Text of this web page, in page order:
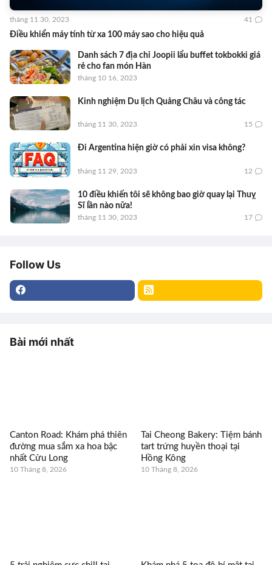
Điều khiển máy tính từ xa 100 máy sao cho hiệu quả
tháng 11 30, 2023 41
Danh sách 7 địa chỉ Joopii lẩu buffet tokbokki giá
rẻ cho fan món Hàn
tháng 10 16, 2023
Kinh nghiệm Du lịch Quảng Châu và công tác
tháng 11 30, 2023 15
Đi Argentina hiện giờ có phải xin visa không?
tháng 11 29, 2023 12
10 điều khiến tôi sẽ không bao giờ quay lại Thuỵ
Sĩ lần nào nữa!
tháng 11 30, 2023 17
Follow Us
Bài mới nhất
Canton Road: Khám phá thiên
đường mua sắm xa hoa bậc
nhất Cửu Long
10 Tháng 8, 2026
Tai Cheong Bakery: Tiệm bánh
tart trứng huyền thoại tại
Hồng Kông
10 Tháng 8, 2026